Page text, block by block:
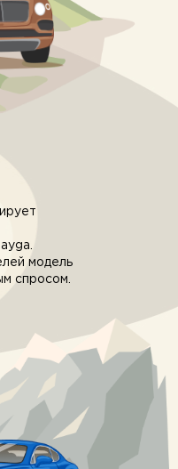
модель
спросом.